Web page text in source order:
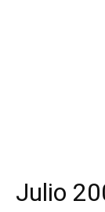
Julio